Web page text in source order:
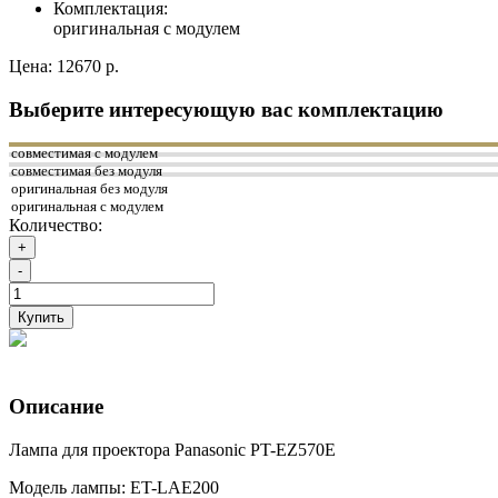
Комплектация:
оригинальная с модулем
Цена: 12670 р.
Выберите интересующую вас комплектацию
совместимая с модулем
совместимая без модуля
оригинальная без модуля
оригинальная с модулем
Количество:
+
-
Купить
Описание
Лампа для проектора Panasonic PT-EZ570E
Модель лампы: ET-LAE200